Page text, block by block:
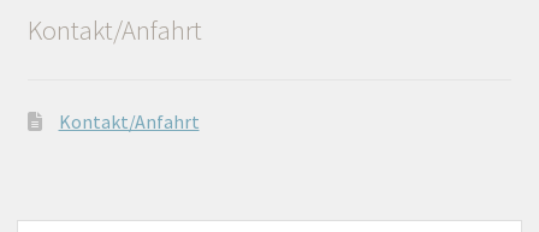
Kontakt/Anfahrt
Kontakt/Anfahrt